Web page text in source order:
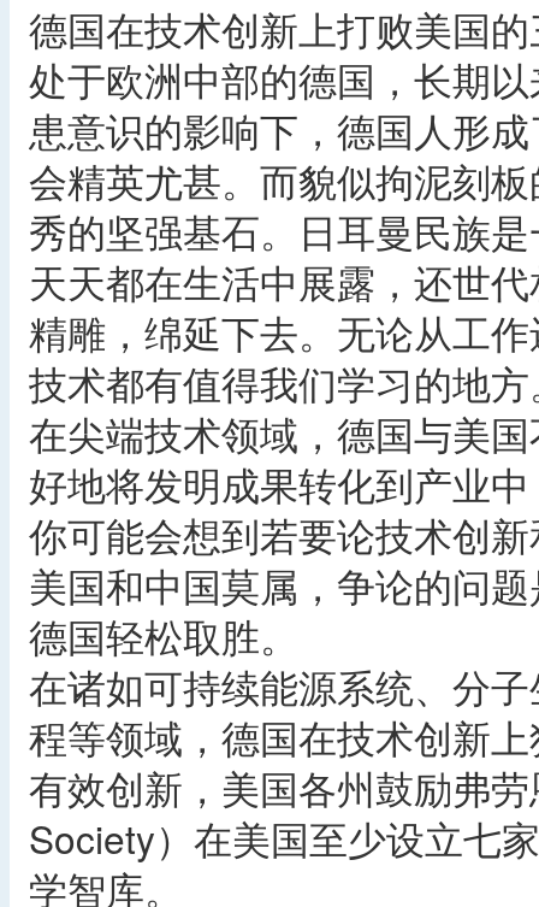
德国在技术创新上打败美国
处于欧洲中部的德国，长期
患意识的影响下，德国人形
会精英尤甚。而貌似拘泥刻
秀的坚强基石。日耳曼民族
天天都在生活中展露，还世
精雕，绵延下去。无论从工
技术都有值得我们学习的地
在尖端技术领域，德国与美
好地将发明成果转化到产业
你可能会想到若要论技术创
美国和中国莫属，争论的问
德国轻松取胜。
在诸如可持续能源系统、分
程等领域，德国在技术创新
有效创新，美国各州鼓励弗
Society）在美国至少设立七
学智库。